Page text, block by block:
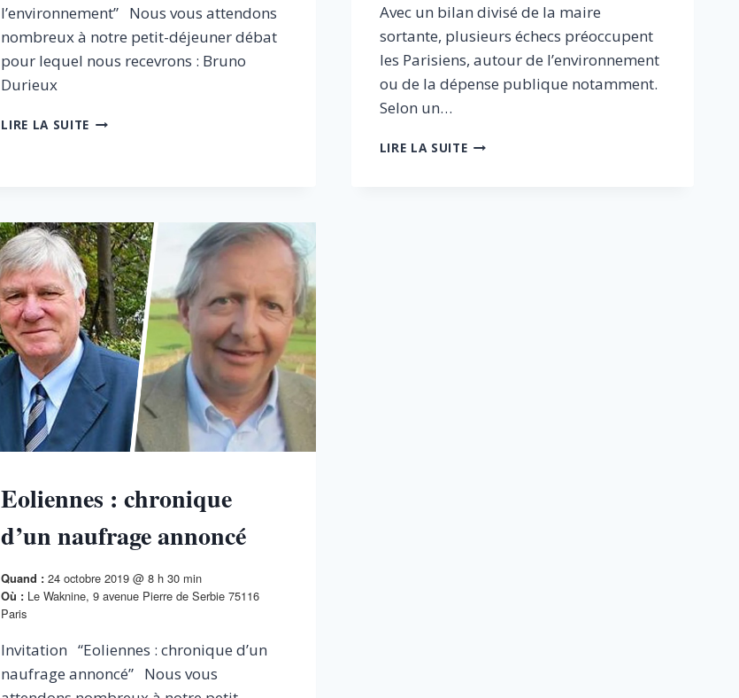
l’environnement” Nous vous attendons
nombreux à notre petit-déjeuner débat
pour lequel nous recevrons : Bruno
Durieux
LIRE LA SUITE CONTRE
SERVICE
DE
L’ENVIRONNEMENT
Avec un bilan divisé de la maire
sortante, plusieurs échecs préoccupent
les Parisiens, autour de l’environnement
ou de la dépense publique notamment.
Selon un…
LIRE LA SUITEQUELS
Eoliennes : chronique
d’un naufrage annoncé
Quand : 24 octobre 2019 @ 8 h 30 min
Où : Le Waknine, 9 avenue Pierre de Serbie 75116
Paris
Invitation “Eoliennes : chronique d’un
naufrage annoncé” Nous vous